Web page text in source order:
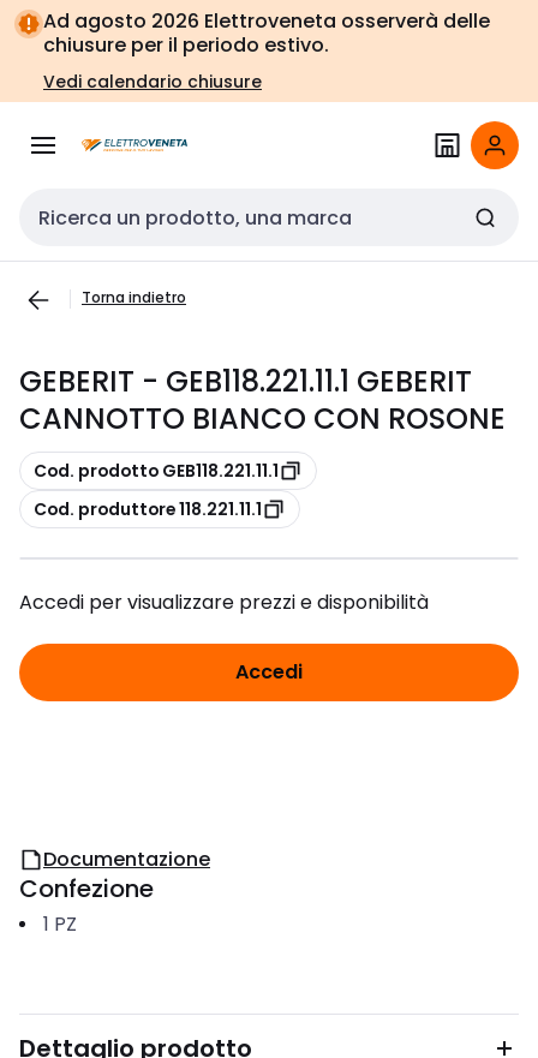
Vai alla
navigazione
Vai
alla
pagina
Ad agosto 2026 Elettroveneta osserverà delle
chiusure per il periodo estivo.
Vedi calendario chiusure
Cerca input
Torna indietro
GEBERIT - GEB118.221.11.1 GEBERIT
CANNOTTO BIANCO CON ROSONE
copia
Cod. prodotto GEB118.221.11.1
copia
Cod. produttore 118.221.11.1
Accedi per visualizzare prezzi e disponibilità
Accedi
Documentazione
Confezione
1 PZ
Dettaglio prodotto